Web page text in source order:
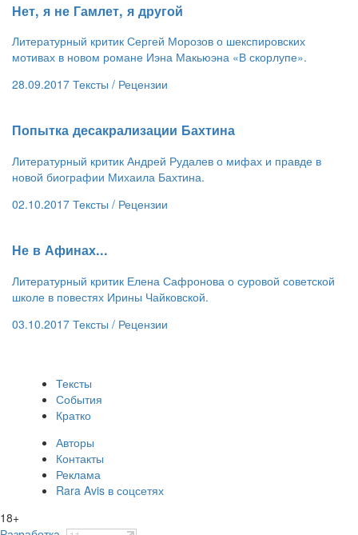
​Нет, я не Гамлет, я другой
Литературный критик Сергей Морозов о шекспировских
мотивах в новом романе Иэна Макьюэна «В скорлупе».
28.09.2017 Тексты / Рецензии
​Попытка десакрализации Бахтина
Литературный критик Андрей Рудалев о мифах и правде в
новой биографии Михаила Бахтина.
02.10.2017 Тексты / Рецензии
​Не в Афинах...
Литературный критик Елена Сафронова о суровой советской
школе в повестях Ирины Чайковской.
03.10.2017 Тексты / Рецензии
Тексты
События
Кратко
Авторы
Контакты
Реклама
Rara Avis в соцсетях
18+